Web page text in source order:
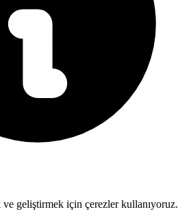
geliştirmek için çerezler kullanıyoruz.